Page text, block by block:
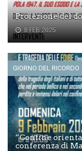
Proiezione del
8 FEB 2025
GIORNO DEL RICORDO
“Confine
conferenza di